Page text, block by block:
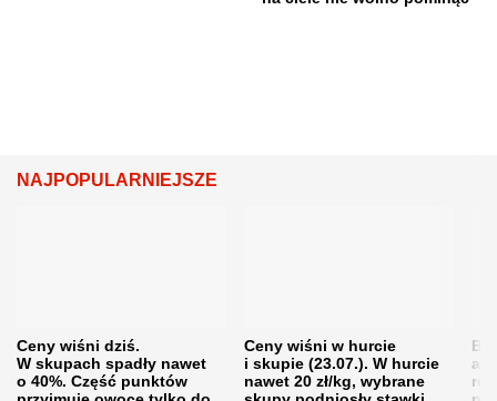
NAJPOPULARNIEJSZE
Ceny wiśni dziś.
W skupach spadły nawet
o 40%. Część punktów
Ceny wiśni w hurcie
i skupie (23.07.). W hurcie
nawet 20 zł/kg, wybrane